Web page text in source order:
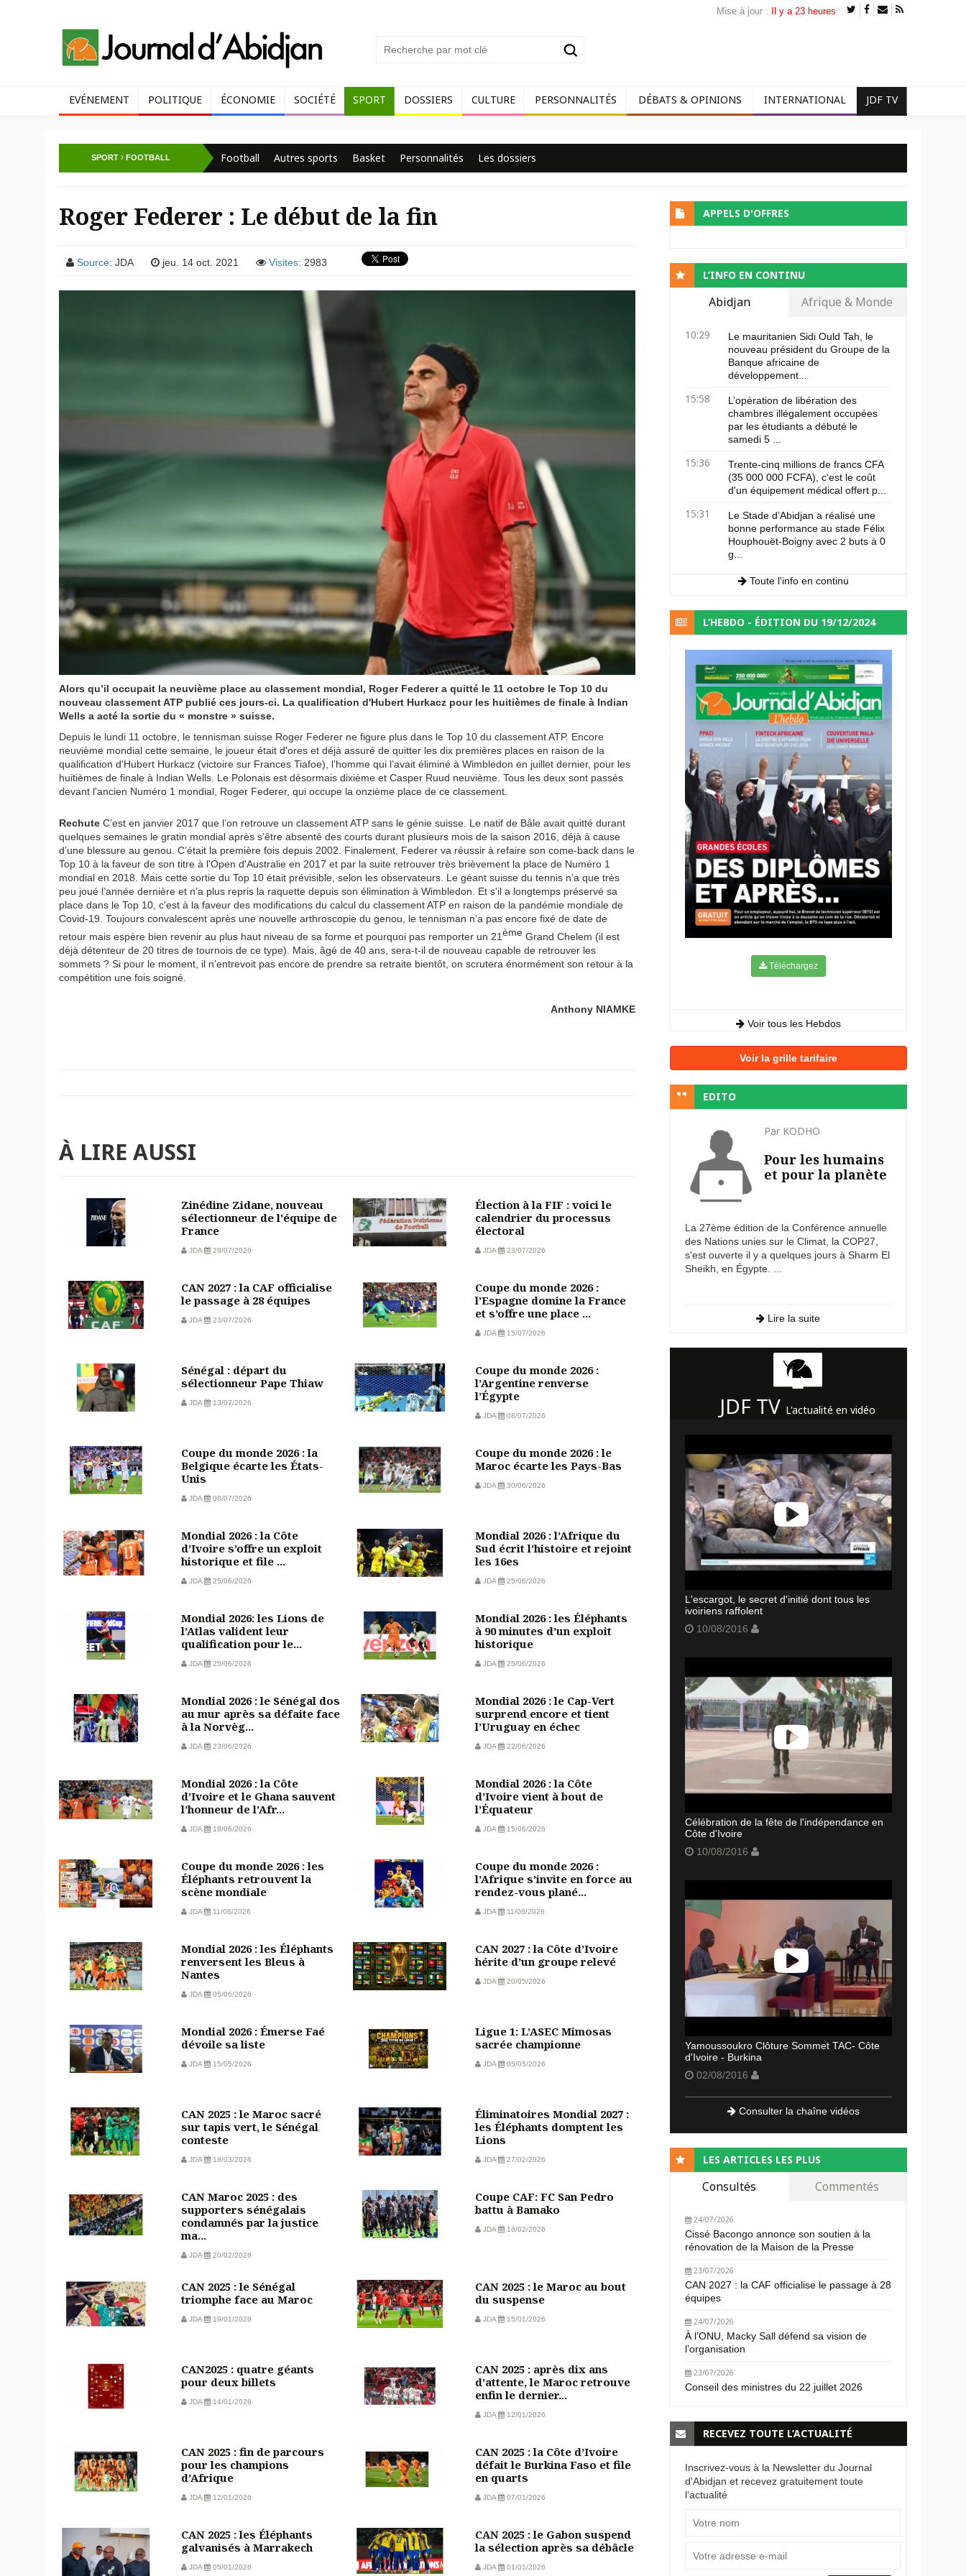
Mise à jour : Il y a 23 heures
EVÉNEMENT POLITIQUE ÉCONOMIE SOCIÉTÉ SPORT DOSSIERS CULTURE PERSONNALITÉS DÉBATS & OPINIONS INTERNATIONAL JDF TV
SPORT FOOTBALL Football Autres sports Basket Personnalités Les dossiers
Roger Federer : Le début de la fin
Source: JDA jeu. 14 oct. 2021 Visites: 2983
Alors qu’il occupait la neuvième place au classement mondial, Roger Federer a quitté le 11 octobre le Top 10 du
nouveau classement ATP publié ces jours-ci. La qualification d'Hubert Hurkacz pour les huitièmes de finale à Indian
Wells a acté la sortie du « monstre » suisse.
Depuis le lundi 11 octobre, le tennisman suisse Roger Federer ne figure plus dans le Top 10 du classement ATP. Encore
neuvième mondial cette semaine, le joueur était d'ores et déjà assuré de quitter les dix premières places en raison de la
qualification d'Hubert Hurkacz (victoire sur Frances Tiafoe), l’homme qui l’avait éliminé à Wimbledon en juillet dernier, pour les
huitièmes de finale à Indian Wells. Le Polonais est désormais dixième et Casper Ruud neuvième. Tous les deux sont passés
devant l'ancien Numéro 1 mondial, Roger Federer, qui occupe la onzième place de ce classement.
Rechute C’est en janvier 2017 que l’on retrouve un classement ATP sans le génie suisse. Le natif de Bâle avait quitté durant
quelques semaines le gratin mondial après s’être absenté des courts durant plusieurs mois de la saison 2016, déjà à cause
d’une blessure au genou. C’était la première fois depuis 2002. Finalement, Federer va réussir à refaire son come-back dans le
Top 10 à la faveur de son titre à l'Open d'Australie en 2017 et par la suite retrouver très brièvement la place de Numéro 1
mondial en 2018. Mais cette sortie du Top 10 était prévisible, selon les observateurs. Le géant suisse du tennis n’a que très
peu joué l’année dernière et n’a plus repris la raquette depuis son élimination à Wimbledon. Et s'il a longtemps préservé sa
place dans le Top 10, c'est à la faveur des modifications du calcul du classement ATP en raison de la pandémie mondiale de
Covid-19. Toujours convalescent après une nouvelle arthroscopie du genou, le tennisman n’a pas encore fixé de date de
retour mais espère bien revenir au plus haut niveau de sa forme et pourquoi pas remporter un 21ème Grand Chelem (il est
déjà détenteur de 20 titres de tournois de ce type). Mais, âgé de 40 ans, sera-t-il de nouveau capable de retrouver les
sommets ? Si pour le moment, il n’entrevoit pas encore de prendre sa retraite bientôt, on scrutera énormément son retour à la
compétition une fois soigné.
Anthony NIAMKE
À LIRE AUSSI
Zinédine Zidane, nouveau
sélectionneur de l'équipe de
France
JDA 28/07/2026
Élection à la FIF : voici le
calendrier du processus
électoral
JDA 23/07/2026
CAN 2027 : la CAF officialise
le passage à 28 équipes
JDA 23/07/2026
Coupe du monde 2026 :
l’Espagne domine la France
et s’offre une place ...
JDA 15/07/2026
Sénégal : départ du
sélectionneur Pape Thiaw
JDA 13/07/2026
Coupe du monde 2026 :
l’Argentine renverse
l’Égypte
JDA 08/07/2026
Coupe du monde 2026 : la
Belgique écarte les États-
Unis
JDA 08/07/2026
Coupe du monde 2026 : le
Maroc écarte les Pays-Bas
JDA 30/06/2026
Mondial 2026 : la Côte
d’Ivoire s’offre un exploit
historique et file ...
JDA 25/06/2026
Mondial 2026 : l’Afrique du
Sud écrit l’histoire et rejoint
les 16es
JDA 25/06/2026
Mondial 2026: les Lions de
l’Atlas valident leur
qualification pour le...
JDA 25/06/2026
Mondial 2026 : les Éléphants
à 90 minutes d’un exploit
historique
JDA 25/06/2026
Mondial 2026 : le Sénégal dos
au mur après sa défaite face
à la Norvèg...
JDA 23/06/2026
Mondial 2026 : le Cap-Vert
surprend encore et tient
l’Uruguay en échec
JDA 22/06/2026
Mondial 2026 : la Côte
d’Ivoire et le Ghana sauvent
l’honneur de l’Afr...
JDA 18/06/2026
Mondial 2026 : la Côte
d’Ivoire vient à bout de
l’Équateur
JDA 15/06/2026
Coupe du monde 2026 : les
Éléphants retrouvent la
scène mondiale
JDA 11/06/2026
Coupe du monde 2026 :
l’Afrique s’invite en force au
rendez-vous plané...
JDA 11/06/2026
Mondial 2026 : les Éléphants
renversent les Bleus à
Nantes
JDA 05/06/2026
CAN 2027 : la Côte d’Ivoire
hérite d’un groupe relevé
JDA 20/05/2026
Mondial 2026 : Émerse Faé
dévoile sa liste
JDA 15/05/2026
Ligue 1: L’ASEC Mimosas
sacrée championne
JDA 05/05/2026
CAN 2025 : le Maroc sacré
sur tapis vert, le Sénégal
conteste
JDA 18/03/2026
Éliminatoires Mondial 2027 :
les Éléphants domptent les
Lions
JDA 27/02/2026
CAN Maroc 2025 : des
supporters sénégalais
condamnés par la justice
ma...
JDA 20/02/2026
Coupe CAF: FC San Pedro
battu à Bamako
JDA 16/02/2026
CAN 2025 : le Sénégal
triomphe face au Maroc
JDA 19/01/2026
CAN 2025 : le Maroc au bout
du suspense
JDA 15/01/2026
CAN2025 : quatre géants
pour deux billets
JDA 14/01/2026
CAN 2025 : après dix ans
d’attente, le Maroc retrouve
enfin le dernier...
JDA 12/01/2026
CAN 2025 : fin de parcours
pour les champions
d’Afrique
JDA 12/01/2026
CAN 2025 : la Côte d’Ivoire
défait le Burkina Faso et file
en quarts
JDA 07/01/2026
CAN 2025 : les Éléphants
galvanisés à Marrakech
JDA 05/01/2026
CAN 2025 : le Gabon suspend
la sélection après sa débâcle
JDA 01/01/2026
APPELS D'OFFRES
L’INFO EN CONTINU
Abidjan Afrique & Monde
10:29
Le mauritanien Sidi Ould Tah, le
nouveau président du Groupe de la
Banque africaine de
développement...
15:58
L’opération de libération des
chambres illégalement occupées
par les étudiants a débuté le
samedi 5 ...
15:36
Trente-cinq millions de francs CFA
(35 000 000 FCFA), c'est le coût
d'un équipement médical offert p...
15:31
Le Stade d’Abidjan a réalisé une
bonne performance au stade Félix
Houphouët-Boigny avec 2 buts à 0
g...
Toute l'info en continu
L’HEBDO - ÉDITION DU 19/12/2024
Téléchargez
Voir tous les Hebdos
Voir la grille tarifaire
EDITO
Par KODHO
Pour les humains
et pour la planète
La 27ème édition de la Conférence annuelle
des Nations unies sur le Climat, la COP27,
s'est ouverte il y a quelques jours à Sharm El
Sheikh, en Égypte. ...
Lire la suite
JDF TV L'actualité en vidéo
L'escargot, le secret d'initié dont tous les
ivoiriens raffolent
10/08/2016
Célébration de la fête de l'indépendance en
Côte d'Ivoire
10/08/2016
Yamoussoukro Clôture Sommet TAC- Côte
d'Ivoire - Burkina
02/08/2016
Consulter la chaîne vidéos
LES ARTICLES LES PLUS
Consultés Commentés
24/07/2026
Cissé Bacongo annonce son soutien à la
rénovation de la Maison de la Presse
23/07/2026
CAN 2027 : la CAF officialise le passage à 28
équipes
24/07/2026
À l’ONU, Macky Sall défend sa vision de
l’organisation
23/07/2026
Conseil des ministres du 22 juillet 2026
RECEVEZ TOUTE L’ACTUALITÉ
Inscrivez-vous à la Newsletter du Journal
d'Abidjan et recevez gratuitement toute
l’actualité